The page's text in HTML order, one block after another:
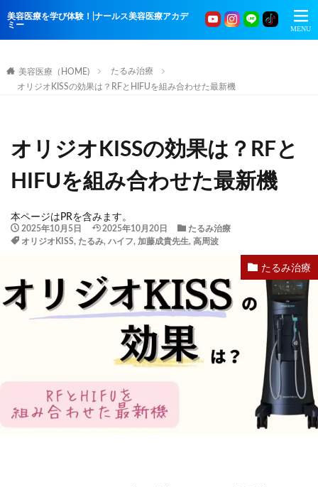
美容医療を学び体験！|ナールス美容医療アカデ
ミー
美容医療（HOME)
たるみ治療
オリジオKISSの効果は？RFとHIFUを組み合わせた最新機
オリジオKISSの効果は？RFと
HIFUを組み合わせた最新機
本ページはPRを含みます。
2025年10月5日 2025年10月20日
たるみ治療
オリジオKISS, たるみ, ハイフ, 加藤成貴先生, 高周波
たるみ治療